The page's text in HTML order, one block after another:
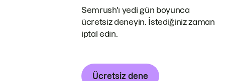
Semrush'ı yedi gün boyunca
ücretsiz deneyin. İstediğiniz zaman
iptal edin.
Ücretsiz dene